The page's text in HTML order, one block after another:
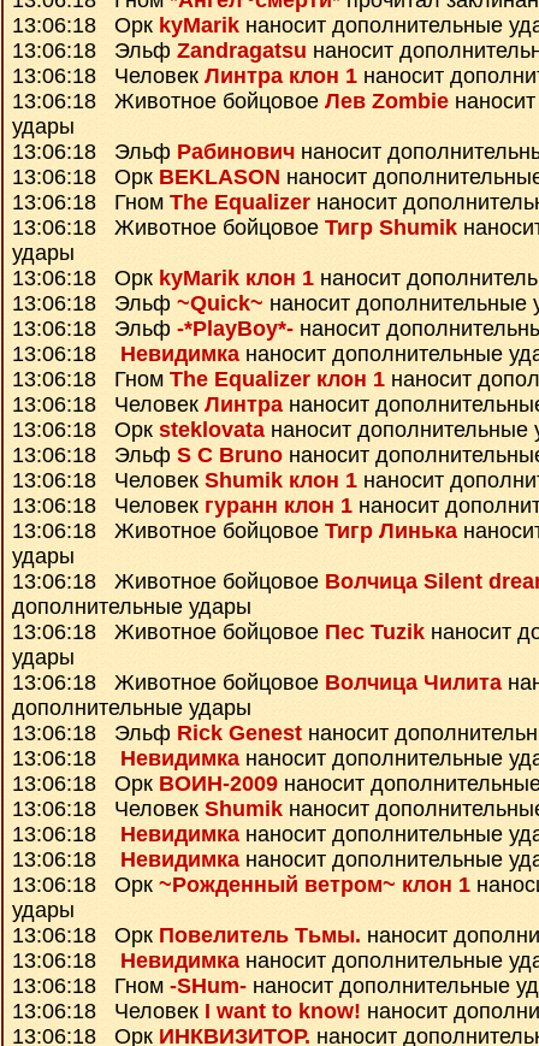
13:06:18 Орк kyMarik наносит дополнительные
13:06:18 Эльф Zandragatsu наносит
13:06:18 Человек Линтра клон 1 наносит
13:06:18 Животное бойцовое Лев Zombie
удары
13:06:18 Эльф Рабинович наносит
13:06:18 Орк BEKLASON наносит
13:06:18 Гном The Equalizer наносит
13:06:18 Животное бойцовое Тигр Shumik
удары
13:06:18 Орк kyMarik клон 1 наносит
13:06:18 Эльф ~Quick~ наносит дополнительные
13:06:18 Эльф -*PlayBoy*- наносит
13:06:18 Невидимкананосит дополнительные
13:06:18 Гном The Equalizer клон 1 наносит
13:06:18 Человек Линтрананосит
13:06:18 Орк steklovataнаносит дополнительные
13:06:18 Эльф S C Bruno наносит
13:06:18 Человек Shumik клон 1 наносит
13:06:18 Человек гуранн клон 1 наносит
13:06:18 Животное бойцовое Тигр Линька
удары
13:06:18 Животное бойцовое Волчица Silent
дополнительные удары
13:06:18 Животное бойцовое Пес Tuzik наносит
удары
13:06:18 Животное бойцовое Волчица Чилита
дополнительные удары
13:06:18 Эльф Rick Genest наносит
13:06:18 Невидимкананосит дополнительные
13:06:18 Орк ВОИН-2009 наносит
13:06:18 Человек Shumik наносит
13:06:18 Невидимкананосит дополнительные
13:06:18 Невидимкананосит дополнительные
13:06:18 Орк ~Рожденный ветром~ клон 1
удары
13:06:18 Орк Повелитель Тьмы. наносит
13:06:18 Невидимкананосит дополнительные
13:06:18 Гном -SHum- наносит дополнительные
13:06:18 Человек I want to know! наносит
13:06:18 Орк ИНКВИЗИТОР. наносит